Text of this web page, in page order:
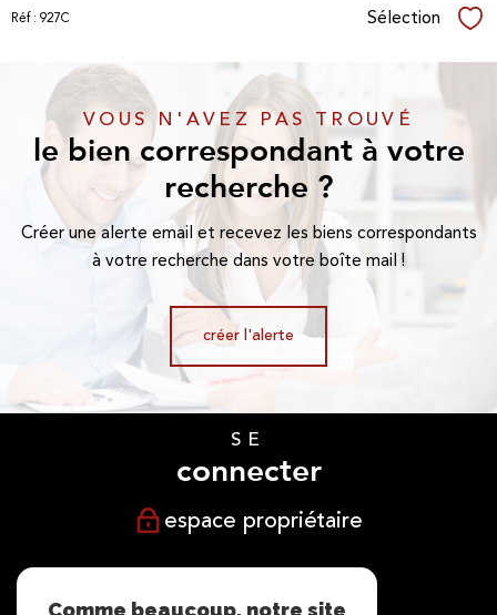
Réf : 927C Sélection
VOUS N'AVEZ PAS TROUVÉ
le bien correspondant à votre
recherche ?
Créer une alerte email et recevez les biens correspondants
à votre recherche dans votre boîte mail !
créer l'alerte
SE
connecter
espace propriétaire
Comme beaucoup, notre site